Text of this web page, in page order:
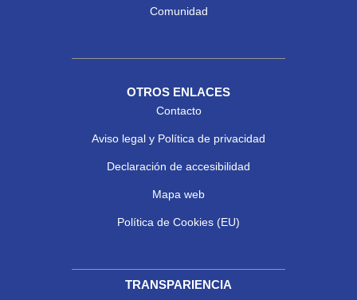
Comunidad
OTROS ENLACES
Contacto
Aviso legal y Política de privacidad
Declaración de accesibilidad
Mapa web
Política de Cookies (EU)
TRANSPARIENCIA